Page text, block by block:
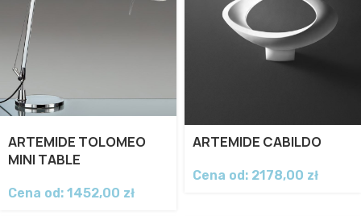
ARTEMIDE TOLOMEO
MINI TABLE
Cena od: 1452,00 zł
ARTEMIDE CABILDO
Cena od: 2178,00 zł